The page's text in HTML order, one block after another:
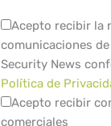
Acepto recibir la
comunicaciones
Security News
Política de
Acepto recibir
comerciales